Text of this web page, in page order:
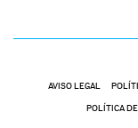
AVISO LEGAL
POLÍTICA